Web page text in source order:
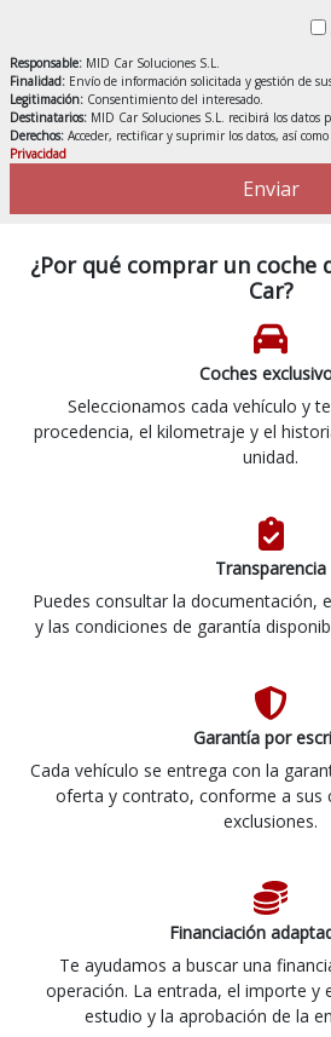
Responsable: MID Car Soluciones S.L.
Finalidad: Envío de información solicitada y gestión de
Legitimación: Consentimiento del interesado.
Destinatarios: MID Car Soluciones S.L. recibirá los datos
Derechos: Acceder, rectificar y suprimir los datos, así
Privacidad
Enviar
¿Por qué comprar un coche
Car?
Coches
Seleccionamos cada vehículo y
procedencia, el kilometraje y el
unidad.
Transparencia
Puedes consultar la documentación,
y las condiciones de garantía
Garantía por
Cada vehículo se entrega con la
oferta y contrato, conforme a sus
exclusiones.
Financiación
Te ayudamos a buscar una
operación. La entrada, el importe y
estudio y la aprobación de la